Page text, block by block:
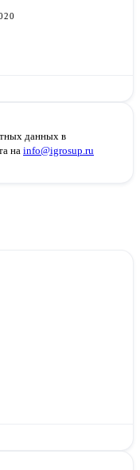
данных в
на info@igrosup.ru